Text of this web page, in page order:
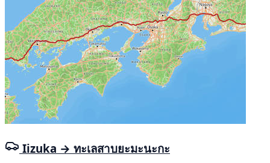
Iizuka → ทะเลสาบยะมะนะกะ